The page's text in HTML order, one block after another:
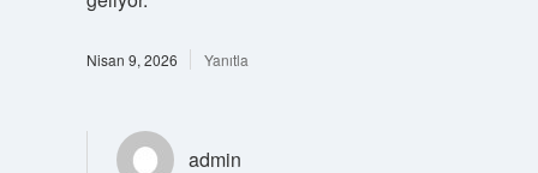
Nisan 9, 2026 Yanıtla
admin